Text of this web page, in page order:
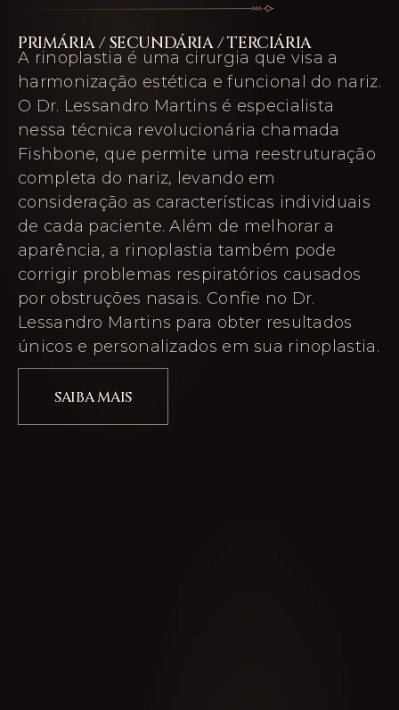
PRIMÁRIA / SECUNDÁRIA / TERCIÁRIA
A rinoplastia é uma cirurgia que visa a
harmonização estética e funcional do nariz.
O Dr. Lessandro Martins é especialista
nessa técnica revolucionária chamada
Fishbone, que permite uma reestruturação
completa do nariz, levando em
consideração as características individuais
de cada paciente. Além de melhorar a
aparência, a rinoplastia também pode
corrigir problemas respiratórios causados
por obstruções nasais. Confie no Dr.
Lessandro Martins para obter resultados
únicos e personalizados em sua rinoplastia.
SAIBA MAIS